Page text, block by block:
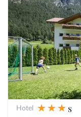
Hotel
s